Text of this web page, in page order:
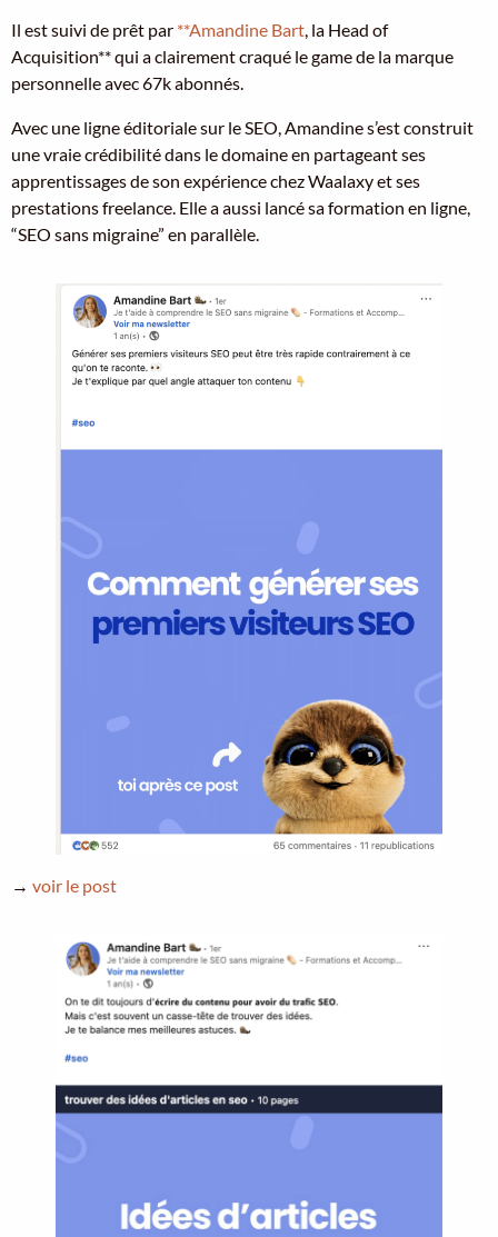
Il est suivi de prêt par **Amandine Bart , la Head of
Acquisition** qui a clairement craqué le game de la marque
personnelle avec 67k abonnés.
Avec une ligne éditoriale sur le SEO, Amandine s’est construit
une vraie crédibilité dans le domaine en partageant ses
apprentissages de son expérience chez Waalaxy et ses
prestations freelance. Elle a aussi lancé sa formation en ligne,
“SEO sans migraine” en parallèle.
→ voir le post